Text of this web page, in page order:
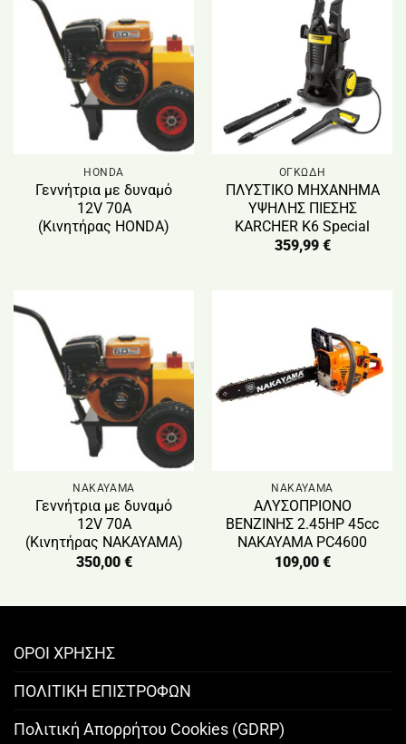
HONDA
Γεννήτρια με δυναμό
12V 70Α
(Κινητήρας HONDA)
ΟΓΚΩΔΗ
ΠΛΥΣΤΙΚΟ ΜΗΧΑΝΗΜΑ
ΥΨΗΛΗΣ ΠΙΕΣΗΣ
KARCHER Κ6 Special
359,99 €
NAKAYAMA
Γεννήτρια με δυναμό
12V 70Α
(Κινητήρας NAKAYAMA)
350,00 €
NAKAYAMA
ΑΛΥΣΟΠΡΙΟΝΟ
ΒΕΝΖΙΝΗΣ 2.45HP 45cc
NAKAYAMA PC4600
109,00 €
ΟΡΟΙ ΧΡΗΣΗΣ
ΠΟΛΙΤΙΚΗ ΕΠΙΣΤΡΟΦΩΝ
Πολιτική Απορρήτου Cookies (GDRP)